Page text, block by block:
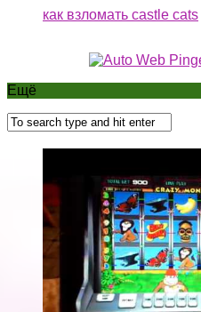
как взломать castle cats
Ещё